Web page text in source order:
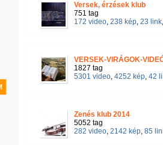
Versek, érzések klub
751 tag
172 video, 238 kép, 23 link
VERSEK-VIRÁGOK-
1827 tag
5301 video, 4252 kép, 42
Zenés klub 2014
5052 tag
282 video, 2142 kép, 85